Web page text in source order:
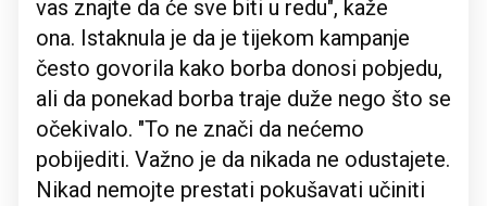
vas znajte da će sve biti u redu", kaže
ona. Istaknula je da je tijekom kampanje
često govorila kako borba donosi pobjedu,
ali da ponekad borba traje duže nego što se
očekivalo. "To ne znači da nećemo
pobijediti. Važno je da nikada ne odustajete.
Nikad nemojte prestati pokušavati učiniti